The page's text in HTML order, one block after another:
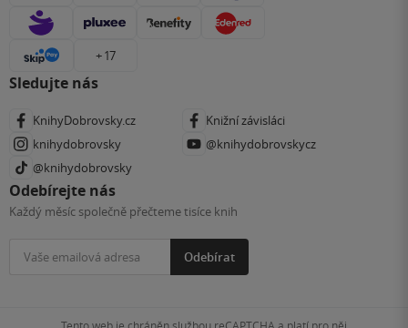
+ 17
Sledujte nás
KnihyDobrovsky.cz
Knižní závisláci
knihydobrovsky
@knihydobrovskycz
@knihydobrovsky
Odebírejte nás
Každý měsíc společně přečteme tisíce knih
Odebírat